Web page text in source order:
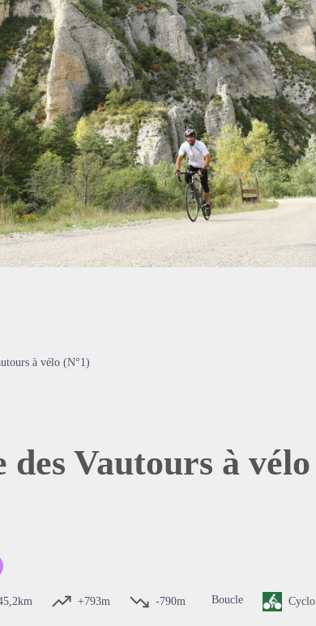
à vélo (N°1)
des Vautours à vélo
+793m -790m Boucle Cyclo